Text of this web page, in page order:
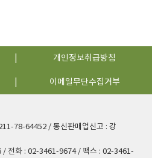
개인정보취급방침
이메일무단수집거부
78-64452 / 통신판매업신고 : 강
/ 전화 : 02-3461-9674 / 팩스 : 02-3461-